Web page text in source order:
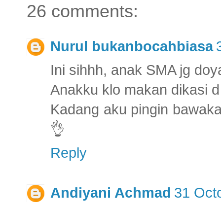
26 comments:
Nurul bukanbocahbiasa
Ini sihhh, anak SMA jg
Anakku klo makan dikasi
Kadang aku pingin
👌
Reply
Andiyani Achmad 31